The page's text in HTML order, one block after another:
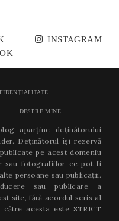
INSTAGRAM
DESPRE MINE
aparține deținătorului
Deținătorul își rezervă
pe acest domeniu
sau fotografiilor ce pot fi
persoane sau publicații.
sau publicare a
site, fără acordul scris al
acesta este STRICT